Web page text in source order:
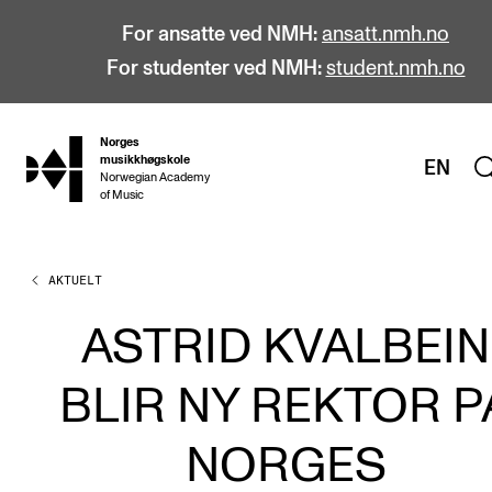
For ansatte ved NMH: ansatt.nmh.no
For studenter ved NMH: student.nmh.no
hjem
Norges
musikkhøgskole
Norwegian Academy
of Music
EN
STUDIER
Alle studier
Bachelor
Master
Årsstudium og videreutdanning
AKTUELT
ASTRID KVALBEIN
BLIR NY REKTOR
NORGES